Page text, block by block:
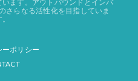
ます。アウトバウンドとインバ
さらなる活性化を目指していま
ーポリシー